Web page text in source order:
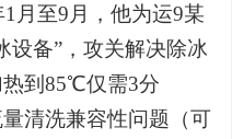
月至9月，他为运9某
设备”，攻关解决除冰
到85℃仅需3分
清洗兼容性问题（可